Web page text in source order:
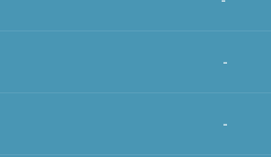
-
-